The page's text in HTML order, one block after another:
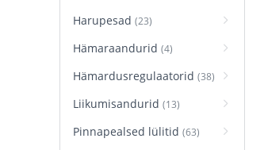
Harupesad (23)
Hämaraandurid (4)
Hämardusregulaatorid (38)
Liikumisandurid (13)
Pinnapealsed lülitid (63)